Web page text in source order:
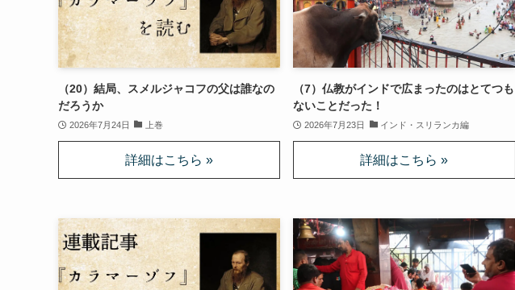
（20）結局、スメルジャコフの父は誰なの
だろうか
2026年7月24日 上巻
（7）仏教がインドで広まったのはとてつも
ないことだった！
2026年7月23日 インド・スリランカ編